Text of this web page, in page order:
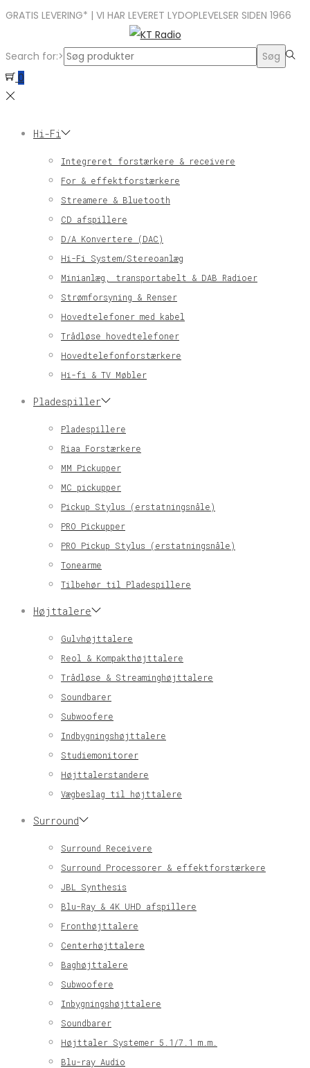
GRATIS LEVERING* | VI HAR LEVERET LYDOPLEVELSER SIDEN 1966
Search for:>
Søg
0
Hi-Fi
Integreret forstærkere & receivere
For & effektforstærkere
Streamere & Bluetooth
CD afspillere
D/A Konvertere (DAC)
Hi-Fi System/Stereoanlæg
Minianlæg, transportabelt & DAB Radioer
Strømforsyning & Renser
Hovedtelefoner med kabel
Trådløse hovedtelefoner
Hovedtelefonforstærkere
Hi-fi & TV Møbler
Pladespiller
Pladespillere
Riaa Forstærkere
MM Pickupper
MC pickupper
Pickup Stylus (erstatningsnåle)
PRO Pickupper
PRO Pickup Stylus (erstatningsnåle)
Tonearme
Tilbehør til Pladespillere
Højttalere
Gulvhøjttalere
Reol & Kompakthøjttalere
Trådløse & Streaminghøjttalere
Soundbarer
Subwoofere
Indbygningshøjttalere
Studiemonitorer
Højttalerstandere
Vægbeslag til højttalere
Surround
Surround Receivere
Surround Processorer & effektforstærkere
JBL Synthesis
Blu-Ray & 4K UHD afspillere
Fronthøjttalere
Centerhøjttalere
Baghøjttalere
Subwoofere
Inbygningshøjttalere
Soundbarer
Højttaler Systemer 5.1/7.1 m.m.
Blu-ray Audio